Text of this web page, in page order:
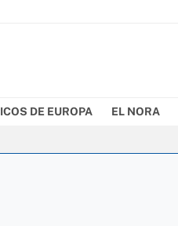
DE EUROPA EL NORA